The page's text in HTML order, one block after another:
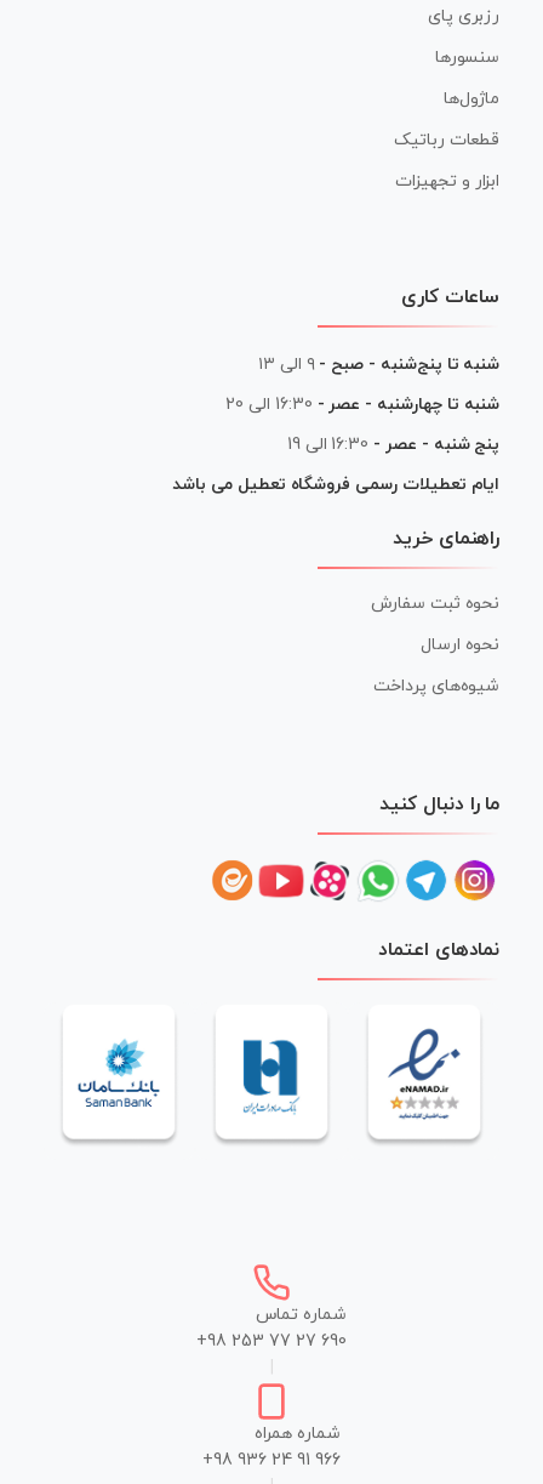
رزبری پای
سنسورها
ماژول‌ها
قطعات رباتیک
ابزار و تجهیزات
ساعات کاری
شنبه تا پنج‌شنبه - صبح - ۹ الی ۱۳
شنبه تا چهارشنبه - عصر - 16:30 الی 20
پنج شنبه - عصر - 16:30 الی 19
ایام تعطیلات رسمی فروشگاه تعطیل می باشد
راهنمای خرید
نحوه ثبت سفارش
نحوه ارسال
شیوه‌های پرداخت
ما را دنبال کنید
نمادهای اعتماد
شماره تماس
+98 253 77 27 690
شماره همراه
+98 936 24 91 966